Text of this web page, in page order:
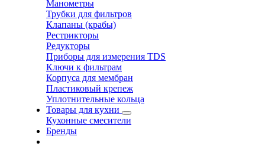
Манометры
Трубки для фильтров
Клапаны (крабы)
Рестрикторы
Редукторы
Приборы для измерения TDS
Ключи к фильтрам
Корпуса для мембран
Пластиковый крепеж
Уплотнительные кольца
Товары для кухни
Кухонные смесители
Бренды